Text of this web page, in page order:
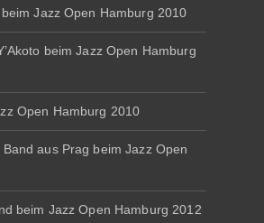
Jazz Open Hamburg 2010
beim Jazz Open Hamburg
Open Hamburg 2010
aus Prag beim Jazz Open
beim Jazz Open Hamburg 2012